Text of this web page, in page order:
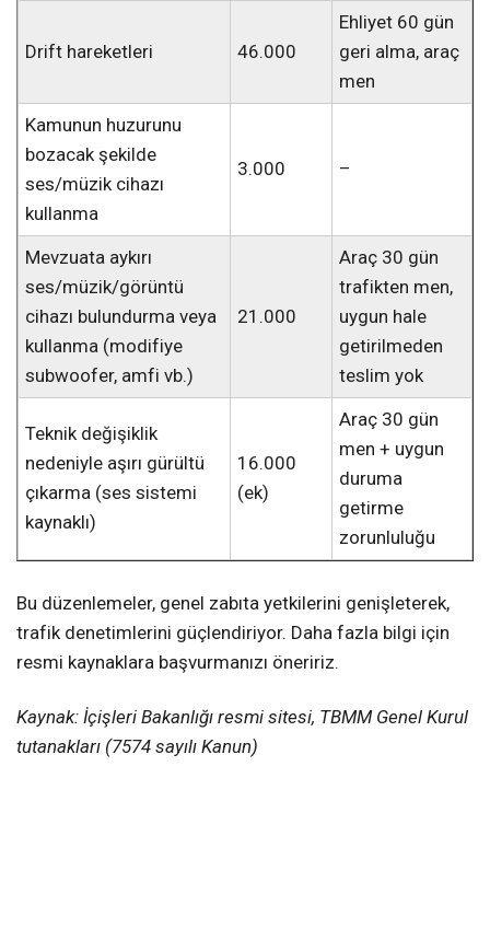
Drift hareketleri 46.000
Ehliyet 60 gün
geri alma, araç
men
Kamunun huzurunu
bozacak şekilde
ses/müzik cihazı
kullanma
3.000 –
Mevzuata aykırı
ses/müzik/görüntü
cihazı bulundurma veya
kullanma (modifiye
subwoofer, amfi vb.)
21.000
Araç 30 gün
trafikten men,
uygun hale
getirilmeden
teslim yok
Teknik değişiklik
nedeniyle aşırı gürültü
çıkarma (ses sistemi
kaynaklı)
16.000
(ek)
Araç 30 gün
men + uygun
duruma
getirme
zorunluluğu
Bu düzenlemeler, genel zabıta yetkilerini genişleterek,
trafik denetimlerini güçlendiriyor. Daha fazla bilgi için
resmi kaynaklara başvurmanızı öneririz.
Kaynak: İçişleri Bakanlığı resmi sitesi, TBMM Genel Kurul
tutanakları (7574 sayılı Kanun)